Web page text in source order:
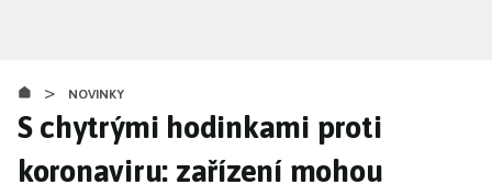
obsahu
> NOVINKY
S chytrými hodinkami proti
koronaviru: zařízení mohou